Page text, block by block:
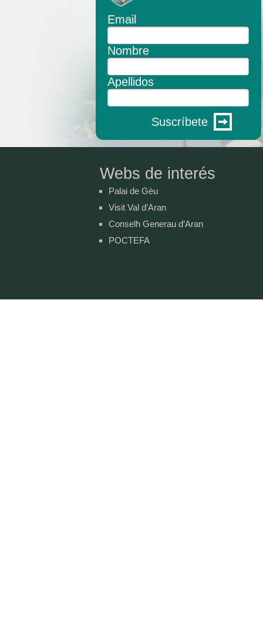
Email
Nombre
Apellidos
Suscríbete
Webs de interés
Palai de Gèu
Visit Val d’Aran
Conselh Generau d’Aran
POCTEFA